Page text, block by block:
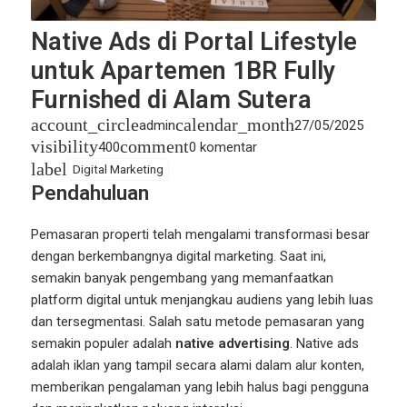
Native Ads di Portal Lifestyle
untuk Apartemen 1BR Fully
Furnished di Alam Sutera
account_circleadmincalendar_month27/05/2025
visibility400comment0 komentar
label Digital Marketing
Pendahuluan
Pemasaran properti telah mengalami transformasi besar
dengan berkembangnya digital marketing. Saat ini,
semakin banyak pengembang yang memanfaatkan
platform digital untuk menjangkau audiens yang lebih luas
dan tersegmentasi. Salah satu metode pemasaran yang
semakin populer adalah native advertising. Native ads
adalah iklan yang tampil secara alami dalam alur konten,
memberikan pengalaman yang lebih halus bagi pengguna